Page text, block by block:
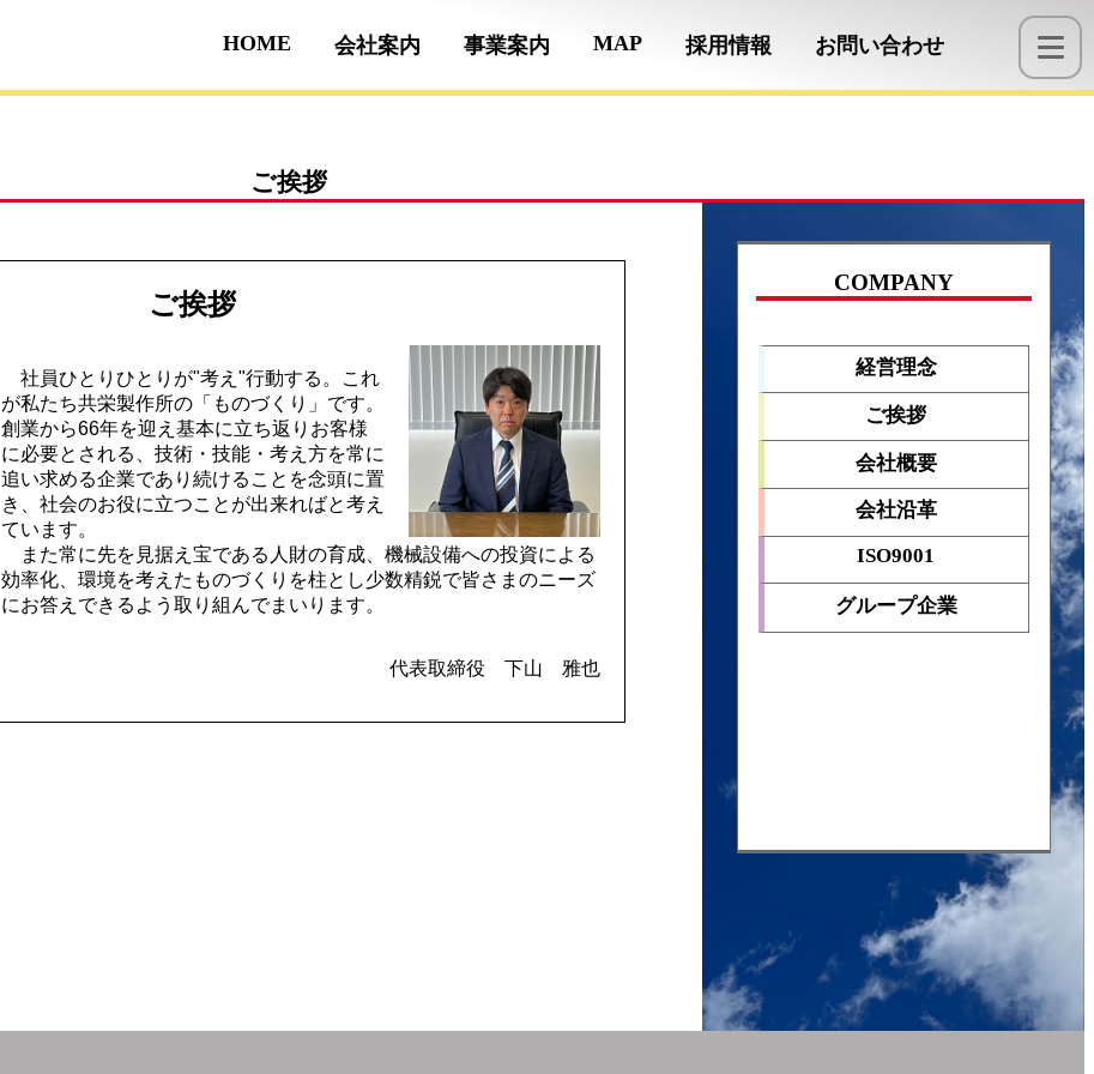
HOME 会社案内 事業案内 MAP 採用情報 お問い合わせ
ご挨拶
ご挨拶
社員ひとりひとりが"考え"行動する。これ
が私たち共栄製作所の「ものづくり」です。
創業から66年を迎え基本に立ち返りお客様
に必要とされる、技術・技能・考え方を常に
追い求める企業であり続けることを念頭に置
き、社会のお役に立つことが出来ればと考え
ています。
また常に先を見据え宝である人財の育成、機械設備への投資による
効率化、環境を考えたものづくりを柱とし少数精鋭で皆さまのニーズ
にお答えできるよう取り組んでまいります。
代表取締役 下山 雅也
COMPANY
経営理念
ご挨拶
会社概要
会社沿革
ISO9001
グループ企業